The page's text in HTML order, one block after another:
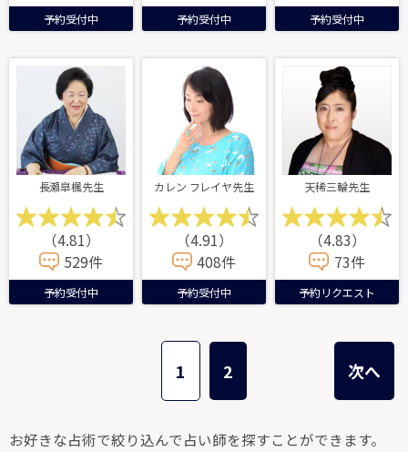
予約受付中 予約受付中 予約受付中
長瀬皐楓先生
（4.81）
529件
予約受付中
カレン フレイヤ先生
（4.91）
408件
予約受付中
天稀三輪先生
（4.83）
73件
予約リクエスト
1 2 次へ
お好きな占術で絞り込んで占い師を探すことができます。